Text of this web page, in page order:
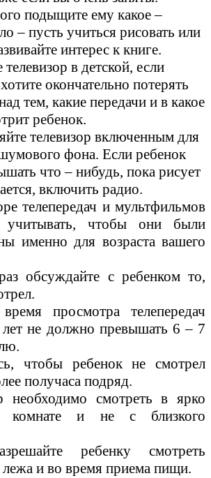
подыщите ему какое –
– пусть учиться рисовать или
интерес к книге.
телевизор в детской, если
окончательно потерять
тем, какие передачи и в какое
ребенок.
телевизор включенным для
фона. Если ребенок
что – нибудь, пока рисует
включить радио.
телепередач и мультфильмов
учитывать, чтобы они были
именно для возраста вашего
обсуждайте с ребенком то,
просмотра телепередач
не должно превышать 6 – 7
чтобы ребенок не смотрел
получаса подряд.
необходимо смотреть в ярко
комнате и не с близкого
ребенку смотреть
лежа и во время приема пищи.